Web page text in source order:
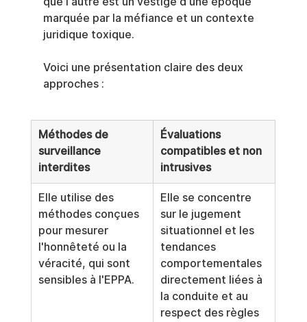
marquée par la méfiance et un contexte
juridique toxique.
Voici une présentation claire des deux
approches :
Méthodes de
surveillance
interdites
Évaluations
compatibles et non
intrusives
Elle utilise des
méthodes conçues
pour mesurer
l'honnêteté ou la
véracité, qui sont
sensibles à l'EPPA.
Elle se concentre
sur le jugement
situationnel et les
tendances
comportementales
directement liées à
la conduite et au
respect des règles